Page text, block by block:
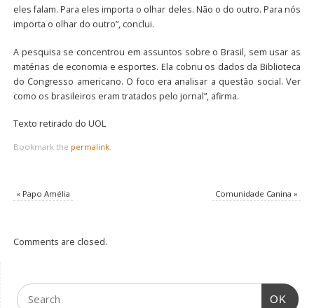
eles falam. Para eles importa o olhar deles. Não o do outro. Para nós
importa o olhar do outro”, conclui.
A pesquisa se concentrou em assuntos sobre o Brasil, sem usar as
matérias de economia e esportes. Ela cobriu os dados da Biblioteca
do Congresso americano. O foco era analisar a questão social. Ver
como os brasileiros eram tratados pelo jornal”, afirma.
Texto retirado do UOL
Bookmark the permalink.
«Papo Amélia Comunidade Canina»
Comments are closed.
OK